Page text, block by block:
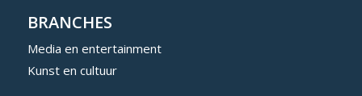
BRANCHES
Media en entertainment
Kunst en cultuur